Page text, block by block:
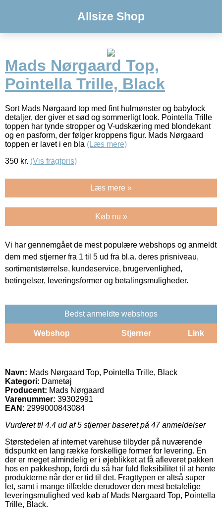
Allsize Shop
Mads Nørgaard Top,
Pointella Trille, Black
Sort Mads Nørgaard top med fint hulmønster og babylock
detaljer, der giver et sød og sommerligt look. Pointella Trille
toppen har tynde stropper og V-udskæring med blondekant
og en pasform, der følger kroppens figur. Mads Nørgaard
toppen er lavet i en bla (Læs mere)
350 kr. (Vis fragtpris)
Læs mere »
Køb nu »
Vi har gennemgået de mest populære webshops og anmeldt
dem med stjerner fra 1 til 5 ud fra bl.a. deres prisniveau,
sortimentstørrelse, kundeservice, brugervenlighed,
betingelser, leveringsformer og betalingsmuligheder.
Bedst anmeldte webshops
Webshop Stjerner Link
Navn: Mads Nørgaard Top, Pointella Trille, Black
Kategori: Dametøj
Producent: Mads Nørgaard
Varenummer: 39302991
EAN: 2999000843084
Vurderet til 4.4 ud af 5 stjerner baseret på 47anmeldelser
Størstedelen af internet varehuse tilbyder på nuværende
tidspunkt en lang række forskellige former for levering. En
der er meget almindelig er i øjeblikket at få afleveret pakken
hos en pakkeshop, fordi du så har fuld fleksibilitet til at hente
produkterne når der er tid til det. Fragttypen er altså super
let, samt i mange tilfælde derudover den mest betalelige
leveringsmulighed ved køb af Mads Nørgaard Top, Pointella
Trille, Black.